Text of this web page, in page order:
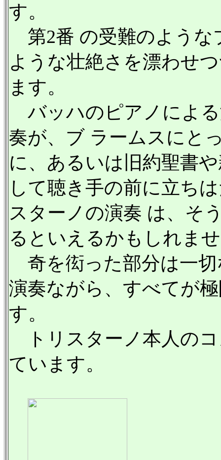
す。
第2番 の受難のような
ような壮絶さを漂わせ
ます。
バッハのピアノによ
奏が、ブ ラームスにと
に、あるいは旧約聖書
して聴き手の前に立ち
スターノの演奏 は、そ
るといえるかもしれま
奇を衒った部分は一
演奏ながら、すべてが
す。
トリスターノ本人の
ています。